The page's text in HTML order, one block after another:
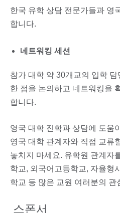
한국 유학 상담 전문가들과 영
합니다.
네트워킹 세션
참가 대학 약 30개교의 입학
한 점을 논의하고 네트워킹을
합니다.
영국 대학 진학과 상담에 도움
영국 대학 관계자와 직접 교류
놓치지 마세요. 유학원 관계자
학교, 외국어고등학교, 자율형
학교 등 많은 교원 여러분의 관
스폰서